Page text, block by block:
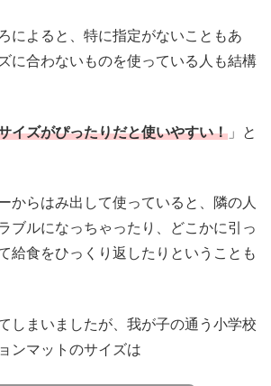
によると、特に指定がないこともあ
に合わないものを使っている人も結構
イズがぴったりだと使いやすい！ 」と
からはみ出して使っていると、隣の人
ブルになっちゃったり、どこかに引っ
給食をひっくり返したりということも
しまいましたが、我が子の通う小学校
ンマットのサイズは